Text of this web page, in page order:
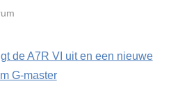
de A7R VI uit en een nieuwe
G-master